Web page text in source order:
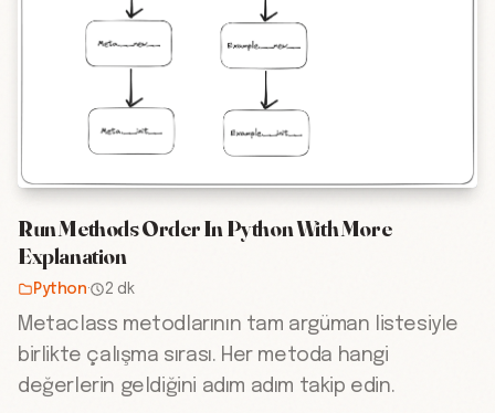
Run Methods Order In Python With More
Explanation
Python· 2 dk
Metaclass metodlarının tam argüman listesiyle
birlikte çalışma sırası. Her metoda hangi
değerlerin geldiğini adım adım takip edin.